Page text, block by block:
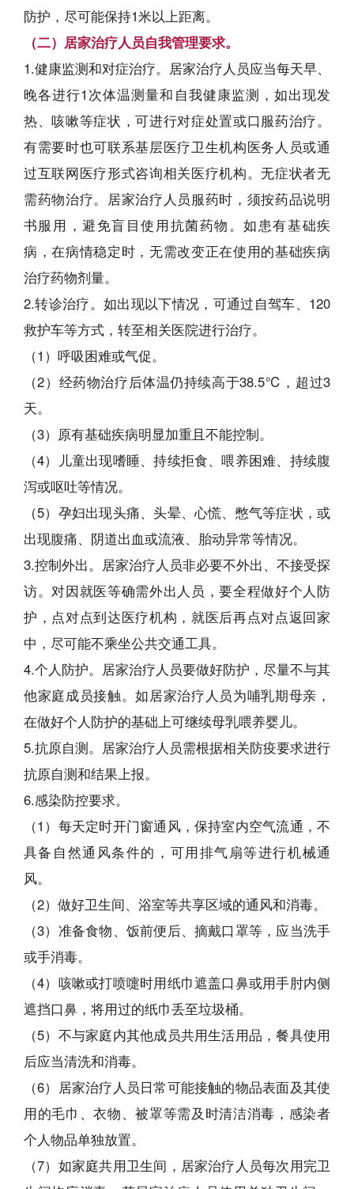
防护，尽可能保持1米以上距离。
（二）居家治疗人员自我管理要求。
1.健康监测和对症治疗。居家治疗人员应当每天早、
晚各进行1次体温测量和自我健康监测，如出现发
热、咳嗽等症状，可进行对症处置或口服药治疗。
有需要时也可联系基层医疗卫生机构医务人员或通
过互联网医疗形式咨询相关医疗机构。无症状者无
需药物治疗。居家治疗人员服药时，须按药品说明
书服用，避免盲目使用抗菌药物。如患有基础疾
病，在病情稳定时，无需改变正在使用的基础疾病
治疗药物剂量。
2.转诊治疗。如出现以下情况，可通过自驾车、120
救护车等方式，转至相关医院进行治疗。
（1）呼吸困难或气促。
（2）经药物治疗后体温仍持续高于38.5℃，超过3
天。
（3）原有基础疾病明显加重且不能控制。
（4）儿童出现嗜睡、持续拒食、喂养困难、持续腹
泻或呕吐等情况。
（5）孕妇出现头痛、头晕、心慌、憋气等症状，或
出现腹痛、阴道出血或流液、胎动异常等情况。
3.控制外出。居家治疗人员非必要不外出、不接受探
访。对因就医等确需外出人员，要全程做好个人防
护，点对点到达医疗机构，就医后再点对点返回家
中，尽可能不乘坐公共交通工具。
4.个人防护。居家治疗人员要做好防护，尽量不与其
他家庭成员接触。如居家治疗人员为哺乳期母亲，
在做好个人防护的基础上可继续母乳喂养婴儿。
5.抗原自测。居家治疗人员需根据相关防疫要求进行
抗原自测和结果上报。
6.感染防控要求。
（1）每天定时开门窗通风，保持室内空气流通，不
具备自然通风条件的，可用排气扇等进行机械通
风。
（2）做好卫生间、浴室等共享区域的通风和消毒。
（3）准备食物、饭前便后、摘戴口罩等，应当洗手
或手消毒。
（4）咳嗽或打喷嚏时用纸巾遮盖口鼻或用手肘内侧
遮挡口鼻，将用过的纸巾丢至垃圾桶。
（5）不与家庭内其他成员共用生活用品，餐具使用
后应当清洗和消毒。
（6）居家治疗人员日常可能接触的物品表面及其使
用的毛巾、衣物、被罩等需及时清洁消毒，感染者
个人物品单独放置。
（7）如家庭共用卫生间，居家治疗人员每次用完卫